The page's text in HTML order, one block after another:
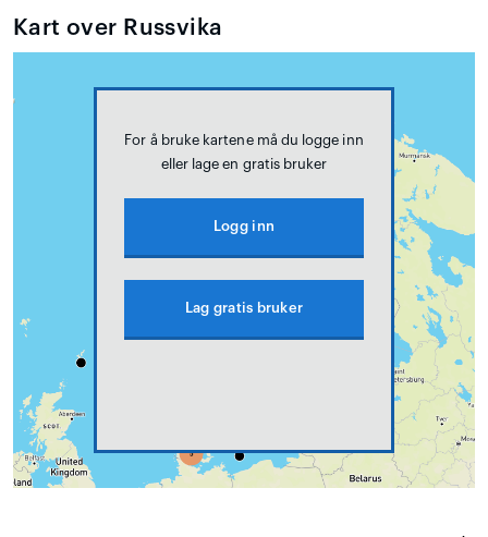
Kart over Russvika
For å bruke kartene må du logge inn
eller lage en gratis bruker
Logg inn
Lag gratis bruker